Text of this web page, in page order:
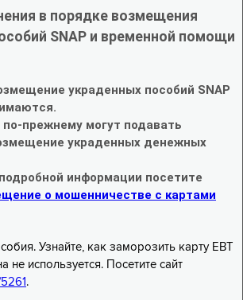
в порядке возмещения
SNAP и временной помощи
украденных пособий SNAP
прежнему могут подавать
украденных денежных
информации посетите
о мошенничестве с картами
Узнайте, как заморозить карту EBT
не используется. Посетите сайт
.